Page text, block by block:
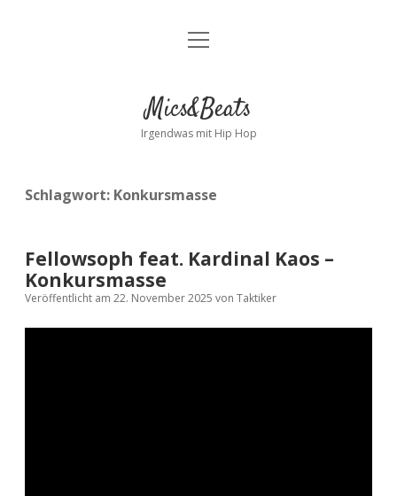
Kontakt
facebookinstagram
bandcamp
spotify
Menü
Mics&Beats
Irgendwas mit Hip Hop
Schlagwort: Konkursmasse
Fellowsoph feat. Kardinal Kaos –
Konkursmasse
Veröffentlicht am 22. November 2025 von Taktiker